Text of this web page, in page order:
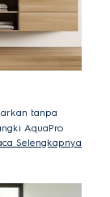
tanpa
AquaPro
tunggal untuk
Selengkapnya